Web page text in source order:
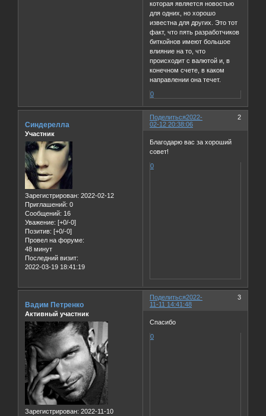
которая является новостью
для одних, но хорошо
известна для других. Это тот
факт, что пять разработчиков
биткойнов имеют большое
влияние на то, что
происходит с валютой и, в
конечном счете, в каком
направлении она течет.
0
Поделиться 2
2022-
02-12 20:38:06
Синдерелла
Участник
Зарегистрирован: 2022-02-12
Приглашений: 0
Сообщений: 16
Уважение: [+0/-0]
Позитив: [+0/-0]
Провел на форуме:
48 минут
Последний визит:
2022-03-19 18:41:19
Благодарю вас за хороший
совет!
0
Поделиться 3
2022-
11-11 14:41:48
Вадим Петренко
Активный участник
Зарегистрирован: 2022-11-10
Спасибо
0